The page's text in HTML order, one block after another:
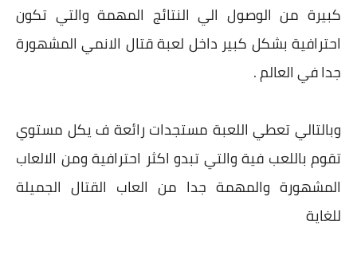
كبيرة من الوصول الي النتائج المهمة والتي تكون
احترافية بشكل كبير داخل لعبة قتال الانمي المشهورة
جدا في العالم .
وبالتالي تعطي اللعبة مستجدات رائعة ف يكل مستوي
تقوم باللعب فية والتي تبدو اكثر احترافية ومن الالعاب
المشهورة والمهمة جدا من العاب القتال الجميلة
للغاية